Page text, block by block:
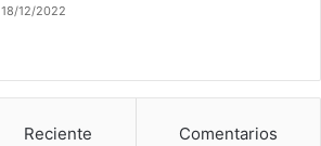
18/12/2022
Reciente Comentarios